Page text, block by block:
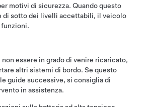
motivi di sicurezza. Quando questo
di sotto dei livelli accettabili, il veicolo
essere in grado di venire ricaricato,
altri sistemi di bordo. Se questo
guide successive, si consiglia di
in assistenza.